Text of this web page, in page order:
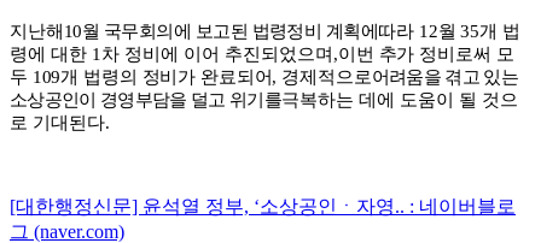
지난해10월 국무회의에 보고된 법령정비 계획에따라 12월35개 법
령에 대한 1 차 정비에 이어 추진되었으며,이번 추가 정비로써 모
두 109개 법령의 정비가 완료되어, 경제적으로어려움을 겪고 있는
소상공인이 경영부담을 덜고 위기를극복하는 데에 도움이 될 것으
로 기대된다.
[대한행정신문] 윤석열 정부, ‘소상공인ㆍ자영.. : 네이버블로
그 (naver.com)